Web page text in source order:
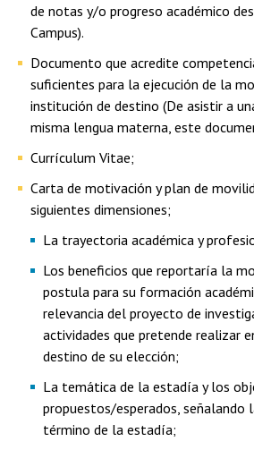
de notas y/o progreso académico
Campus).
Documento que acredite
suficientes para la ejecución de la
institución de destino (De asistir a
misma lengua materna, este
Currículum Vitae;
Carta de motivación y plan de
siguientes dimensiones;
La trayectoria académica y
Los beneficios que reportaría la
postula para su formación
relevancia del proyecto de
actividades que pretende realizar
destino de su elección;
La temática de la estadía y los
propuestos/esperados, señalando
término de la estadía;